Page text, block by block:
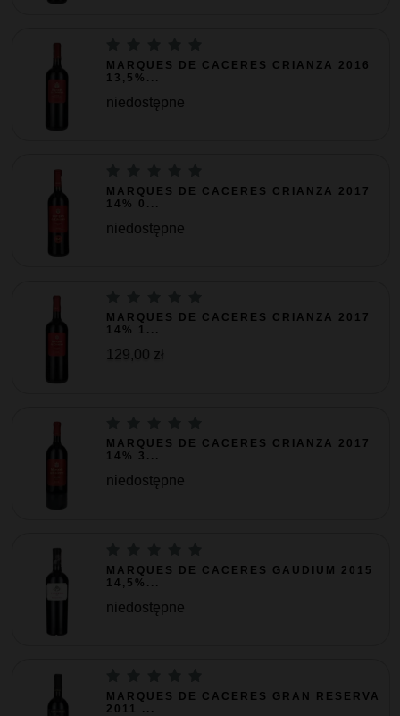
MARQUES DE CACERES CRIANZA 2016
13,5%...
niedostępne
MARQUES DE CACERES CRIANZA 2017
14% 0...
niedostępne
MARQUES DE CACERES CRIANZA 2017
14% 1...
129,00 zł
MARQUES DE CACERES CRIANZA 2017
14% 3...
niedostępne
MARQUES DE CACERES GAUDIUM 2015
14,5%...
niedostępne
MARQUES DE CACERES GRAN RESERVA
2011 ...